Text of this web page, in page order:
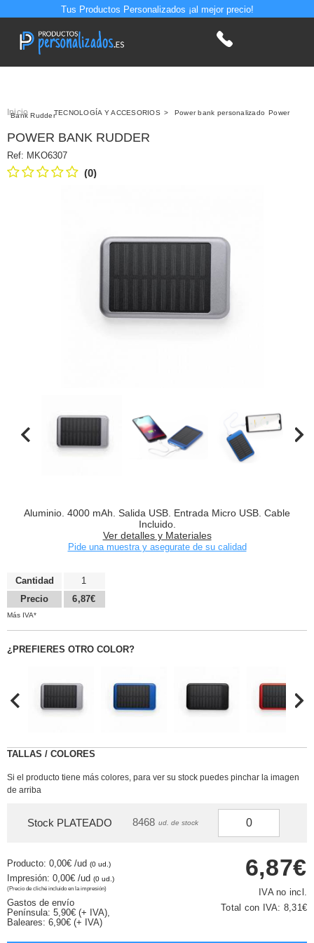
Tus Productos Personalizados ¡al mejor precio!
Inicio TECNOLOGÍA Y ACCESORIOS > Power bank personalizado Power
Bank Rudder
POWER BANK RUDDER
Ref: MKO6307
(0)
Aluminio. 4000 mAh. Salida USB. Entrada Micro USB. Cable
Incluido.
Ver detalles y Materiales
Pide una muestra y asegurate de su calidad
Cantidad
Precio
1
6,87€
Más IVA*
¿PREFIERES OTRO COLOR?
TALLAS / COLORES
Si el producto tiene más colores, para ver su stock puedes pinchar la imagen
de arriba
Stock PLATEADO 8468 ud. de stock
Producto: 0,00€ /ud (0 ud.)
Impresión: 0,00€ /ud (0 ud.)
(Precio de cliché incluido en la impresión)
Gastos de envío
Península: 5,90€ (+ IVA),
Baleares: 6,90€ (+ IVA)
6,87€
IVA no incl.
Total con IVA: 8,31€